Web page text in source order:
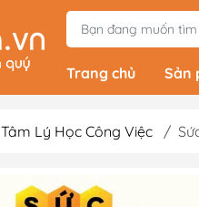
Trang chủ
Sản
Light Novels - Tản
Tâm Lý Học Công Việc /